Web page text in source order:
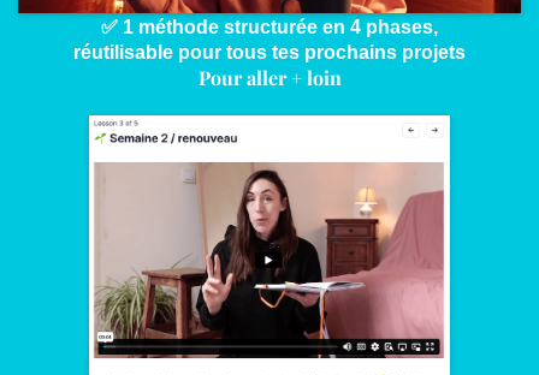
✅ 1 méthode structurée en 4 phases,
réutilisable pour tous tes prochains projets
Pour aller + loin